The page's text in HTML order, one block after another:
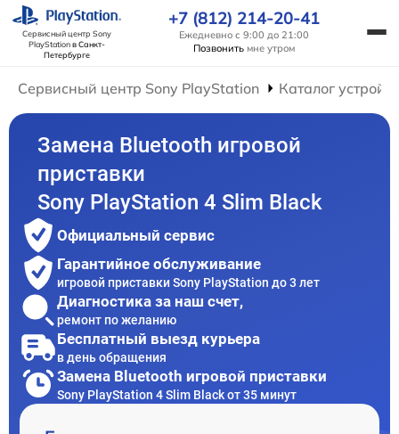
Сервисный центр Sony
PlayStationв Санкт-
Петербурге
+7 (812) 214-20-41
Ежедневно с 9:00 до 21:00
Позвонить мне утром
Сервисный центр Sony PlayStation Каталог
Замена Bluetooth игровой
приставки
Sony PlayStation 4 Slim Black
Официальный сервис
Гарантийное обслуживание
игровой приставки Sony PlayStation до 3 лет
Диагностика за наш счет,
ремонт по желанию
Бесплатный выезд курьера
в день обращения
Замена Bluetooth игровой приставки
Sony PlayStation 4 Slim Black от 35 минут